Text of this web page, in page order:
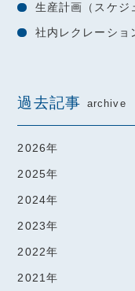
生産計画（スケ
社内レクレーショ
過去記事 archive
2026年
2025年
2024年
2023年
2022年
2021年